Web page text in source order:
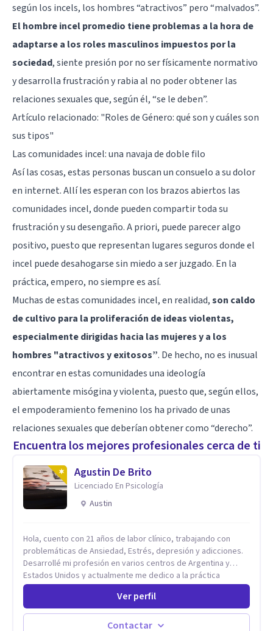
según los incels, los hombres “atractivos” pero “malvados”.
El hombre incel promedio tiene problemas a la hora de
adaptarse a los roles masculinos impuestos por la
sociedad, siente presión por no ser físicamente normativo
y desarrolla frustración y rabia al no poder obtener las
relaciones sexuales que, según él, “se le deben”.
Artículo relacionado: "Roles de Género: qué son y cuáles son
sus tipos"
Las comunidades incel: una navaja de doble filo
Así las cosas, estas personas buscan un consuelo a su dolor
en internet. Allí les esperan con los brazos abiertos las
comunidades incel, donde pueden compartir toda su
frustración y su desengaño. A priori, puede parecer algo
positivo, puesto que representan lugares seguros donde el
incel puede desahogarse sin miedo a ser juzgado. En la
práctica, empero, no siempre es así.
Muchas de estas comunidades incel, en realidad,son caldo
de cultivo para la proliferación de ideas violentas,
especialmente dirigidas hacia las mujeres y a los
hombres "atractivos y exitosos”. De hecho, no es inusual
encontrar en estas comunidades una ideología
abiertamente misógina y violenta, puesto que, según ellos,
el empoderamiento femenino los ha privado de unas
relaciones sexuales que deberían obtener como “derecho”.
Encuentra los mejores profesionales cerca de ti
Agustin De Brito
Licenciado En Psicología
Austin
Hola, cuento con 21 años de labor clínico, trabajando con
problemáticas de Ansiedad, Estrés, depresión y adicciones.
Desarrollé mi profesión en varios centros de Argentina y
Estados Unidos y actualmente me dedico a la práctica
privada. Utilizo terapias cognitivas conductuales basadas en
evidencia científica con comprobados resultados. Los
objetivos terapéuticos están centrados en brindar
herramientas concretas para el cambio, que permitan
Ver perfil
Contactar